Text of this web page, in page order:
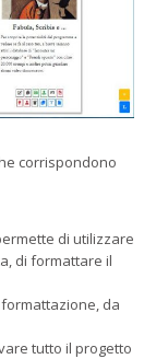
corrispondono
di utilizzare
di formattare il
da
tutto il progetto